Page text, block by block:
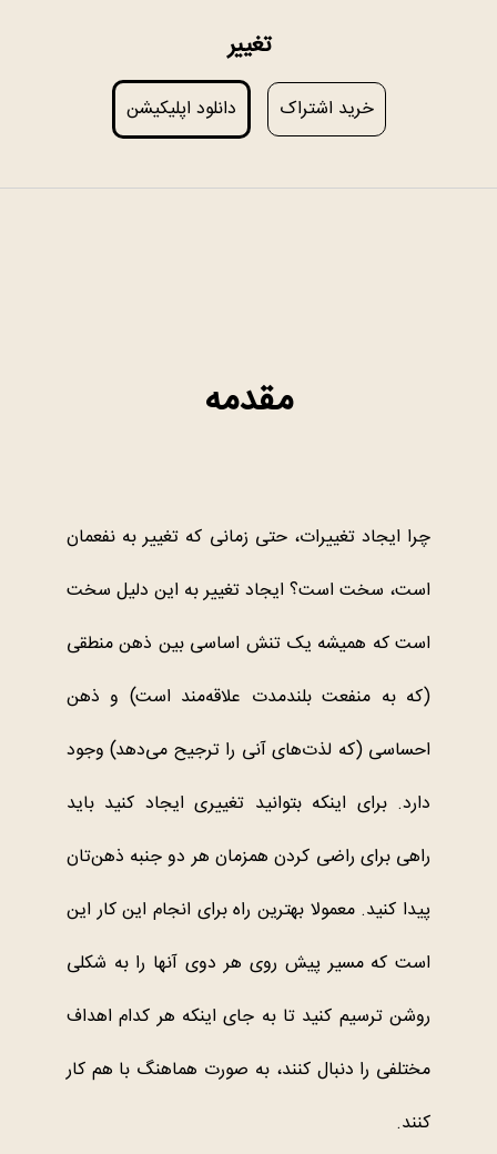
تغییر
خرید اشتراک دانلود اپلیکیشن
مقدمه
چرا ایجاد تغییرات، حتی زمانی که تغییر به نفعمان
است، سخت است؟ ایجاد تغییر به این دلیل سخت
است که همیشه یک تنش اساسی بین ذهن منطقی
(که به منفعت بلندمدت علاقه‌مند است) و ذهن
احساسی (که لذت‌های آنی را ترجیح می‌دهد) وجود
دارد. برای اینکه بتوانید تغییری ایجاد کنید باید
راهی برای راضی کردن همزمان هر دو جنبه ذهن‌تان
پیدا کنید. معمولا بهترین راه برای انجام این کار این
است که مسیر پیش روی هر دوی آنها را به شکلی
روشن ترسیم کنید تا به جای اینکه هر کدام اهداف
مختلفی را دنبال کنند، به صورت هماهنگ با هم کار
کنند.